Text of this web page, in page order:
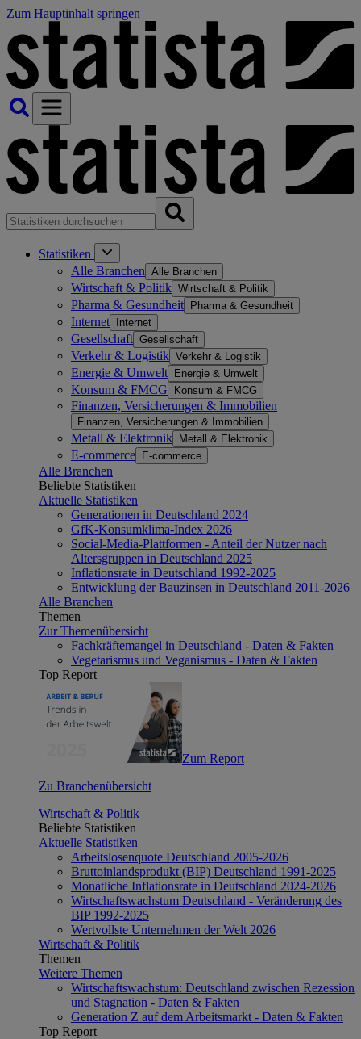
Zum Hauptinhalt springen
Statistiken
Alle Branchen Alle Branchen
Wirtschaft & Politik Wirtschaft & Politik
Pharma & Gesundheit Pharma & Gesundheit
Internet Internet
Gesellschaft Gesellschaft
Verkehr & Logistik Verkehr & Logistik
Energie & Umwelt Energie & Umwelt
Konsum & FMCG Konsum & FMCG
Finanzen, Versicherungen & Immobilien
Finanzen, Versicherungen & Immobilien
Metall & Elektronik Metall & Elektronik
E-commerce E-commerce
Alle Branchen
Beliebte Statistiken
Aktuelle Statistiken
Generationen in Deutschland 2024
GfK-Konsumklima-Index 2026
Social-Media-Plattformen - Anteil der Nutzer nach
Altersgruppen in Deutschland 2025
Inflationsrate in Deutschland 1992-2025
Entwicklung der Bauzinsen in Deutschland 2011-2026
Alle Branchen
Themen
Zur Themenübersicht
Fachkräftemangel in Deutschland - Daten & Fakten
Vegetarismus und Veganismus - Daten & Fakten
Top Report
Zum Report
Zu Branchenübersicht
Wirtschaft & Politik
Beliebte Statistiken
Aktuelle Statistiken
Arbeitslosenquote Deutschland 2005-2026
Bruttoinlandsprodukt (BIP) Deutschland 1991-2025
Monatliche Inflationsrate in Deutschland 2024-2026
Wirtschaftswachstum Deutschland - Veränderung des
BIP 1992-2025
Wertvollste Unternehmen der Welt 2026
Wirtschaft & Politik
Themen
Weitere Themen
Wirtschaftswachstum: Deutschland zwischen Rezession
und Stagnation - Daten & Fakten
Generation Z auf dem Arbeitsmarkt - Daten & Fakten
Top Report